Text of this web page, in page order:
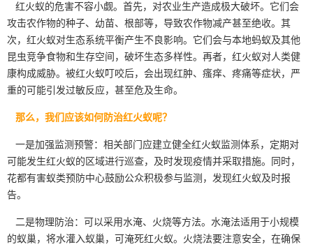
红火蚁的危害不容小觑。首先，对农业生产造成极大破坏。它们会
攻击农作物的种子、幼苗、根部等，导致农作物减产甚至绝收。其
次，红火蚁对生态系统平衡产生不良影响。它们会与本地蚂蚁及其他
昆虫竞争食物和生存空间，破坏生态多样性。再者，红火蚁对人类健
康构成威胁。被红火蚁叮咬后，会出现红肿、瘙痒、疼痛等症状，严
重的可能引发过敏反应，甚至危及生命。
那么，我们应该如何防治红火蚁呢？
一是加强监测预警：相关部门应建立健全红火蚁监测体系，定期对
可能发生红火蚁的区域进行巡查，及时发现疫情并采取措施。同时，
花都有害蚁类预防中心鼓励公众积极参与监测，发现红火蚁及时报
告。
二是物理防治：可以采用水淹、火烧等方法。水淹法适用于小规模
的蚁巢，将水灌入蚁巢，可淹死红火蚁。火烧法要注意安全，在确保